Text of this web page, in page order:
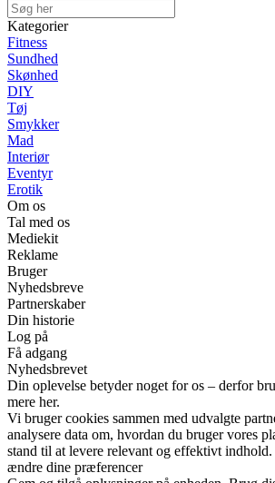
Kategorier
Fitness
Sundhed
Skønhed
DIY
Tøj
Smykker
Mad
Interiør
Eventyr
Erotik
Om os
Tal med os
Mediekit
Reklame
Bruger
Nyhedsbreve
Partnerskaber
Din historie
Log på
Få adgang
Nyhedsbrevet
Din oplevelse betyder noget for os – derfor
mere her.
Vi bruger cookies sammen med udvalgte
analysere data om, hvordan du bruger vores
stand til at levere relevant og effektivt
ændre dine præferencer